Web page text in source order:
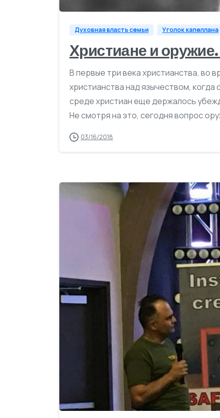
Духовная власть семьи Уголок капеллана
Христиане и
В первые три века христианства, во
христианства над язычеством,
среде христиан еще держалось
Не смотря на это, сегодня вопрос
03/16/2018